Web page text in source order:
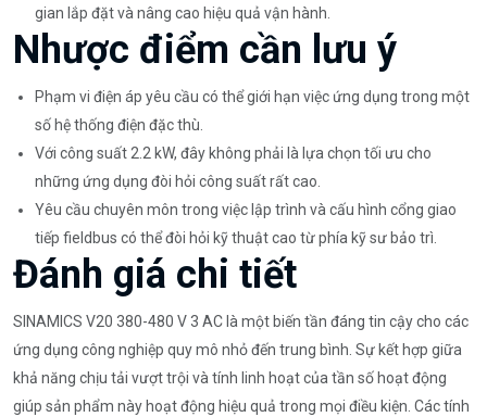
gian lắp đặt và nâng cao hiệu quả vận hành.
Nhược điểm cần lưu ý
Phạm vi điện áp yêu cầu có thể giới hạn việc ứng dụng trong một
số hệ thống điện đặc thù.
Với công suất 2.2 kW, đây không phải là lựa chọn tối ưu cho
những ứng dụng đòi hỏi công suất rất cao.
Yêu cầu chuyên môn trong việc lập trình và cấu hình cổng giao
tiếp fieldbus có thể đòi hỏi kỹ thuật cao từ phía kỹ sư bảo trì.
Đánh giá chi tiết
SINAMICS V20 380-480 V 3 AC là một biến tần đáng tin cậy cho các
ứng dụng công nghiệp quy mô nhỏ đến trung bình. Sự kết hợp giữa
khả năng chịu tải vượt trội và tính linh hoạt của tần số hoạt động
giúp sản phẩm này hoạt động hiệu quả trong mọi điều kiện. Các tính